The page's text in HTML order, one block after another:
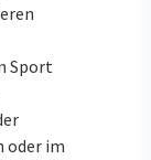
Sport
oder im